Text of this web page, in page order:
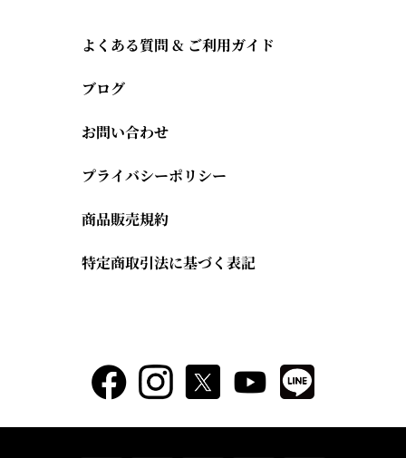
よくある質問 & ご利用ガイド
ブログ
お問い合わせ
プライバシーポリシー
商品販売規約
特定商取引法に基づく表記